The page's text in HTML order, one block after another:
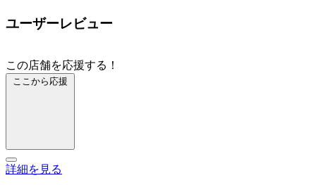
ユーザーレビュー
この店舗を応援する！
ここから応援
詳細を見る